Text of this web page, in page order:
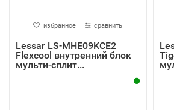
избранное сравнить
Lessar LS-MHE09KCE2
Flexcool внутренний блок
мульти-сплит...